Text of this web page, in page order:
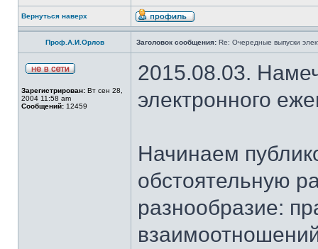
Вернуться наверх
Проф.А.И.Орлов Заголовок сообщения: Re: Очередные выпуски
Зарегистрирован: Вт сен 28,
2004 11:58 am
Сообщений: 12459
2015.08.03.
электронного
Начинаем
обстоятельную
разнообразие: